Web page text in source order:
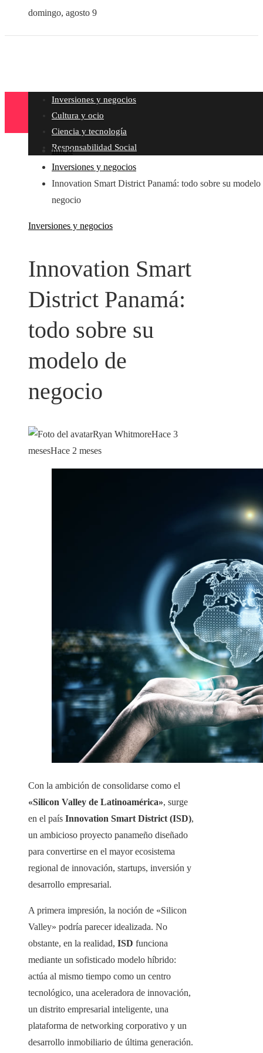
domingo, agosto 9
Inversiones y negocios
Cultura y ocio
Ciencia y tecnología
Responsabilidad Social
Inicio
Inversiones y negocios
Innovation Smart District Panamá: todo sobre su modelo
negocio
Inversiones y negocios
Innovation Smart
District Panamá:
todo sobre su
modelo de
negocio
Ryan WhitmoreHace 3
mesesHace 2 meses
Con la ambición de consolidarse como el
«Silicon Valley de Latinoamérica», surge
en el país Innovation Smart District (ISD),
un ambicioso proyecto panameño diseñado
para convertirse en el mayor ecosistema
regional de innovación, startups, inversión y
desarrollo empresarial.
A primera impresión, la noción de «Silicon
Valley» podría parecer idealizada. No
obstante, en la realidad, ISD funciona
mediante un sofisticado modelo híbrido:
actúa al mismo tiempo como un centro
tecnológico, una aceleradora de innovación,
un distrito empresarial inteligente, una
plataforma de networking corporativo y un
desarrollo inmobiliario de última generación.